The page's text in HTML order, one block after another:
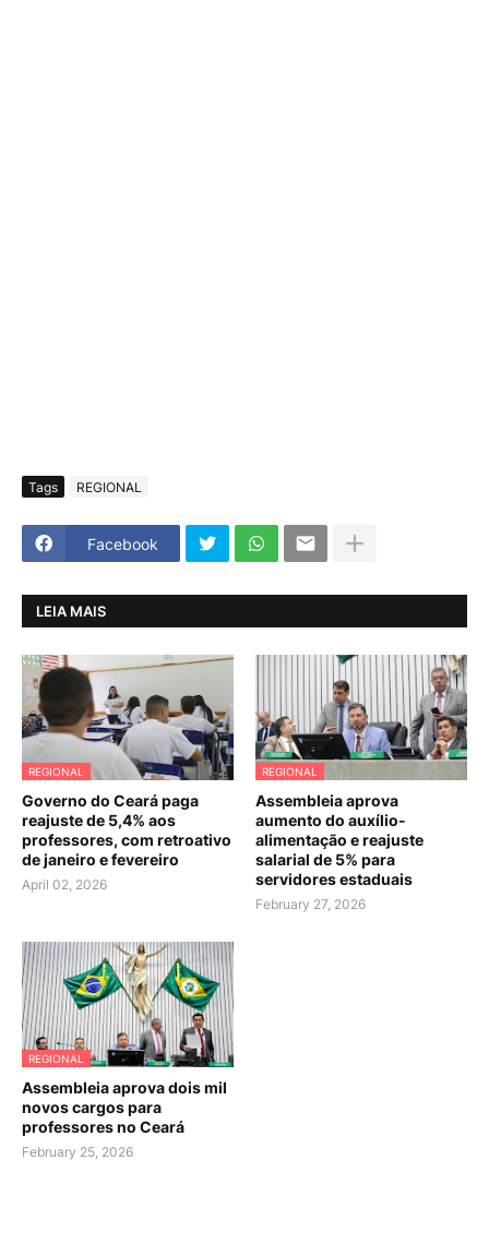
Tags REGIONAL
Facebook
LEIA MAIS
REGIONAL
Governo do Ceará paga
reajuste de 5,4% aos
professores, com retroativo
de janeiro e fevereiro
April 02, 2026
REGIONAL
Assembleia aprova
aumento do auxílio-
alimentação e reajuste
salarial de 5% para
servidores estaduais
February 27, 2026
REGIONAL
Assembleia aprova dois mil
novos cargos para
professores no Ceará
February 25, 2026